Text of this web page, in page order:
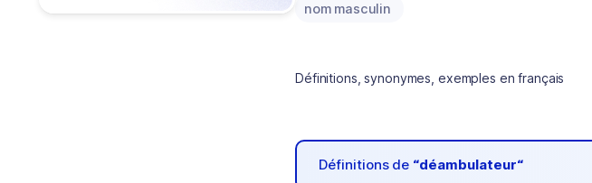
nom masculin
Définitions, synonymes, exemples en français
Définitions de “déambulateur“